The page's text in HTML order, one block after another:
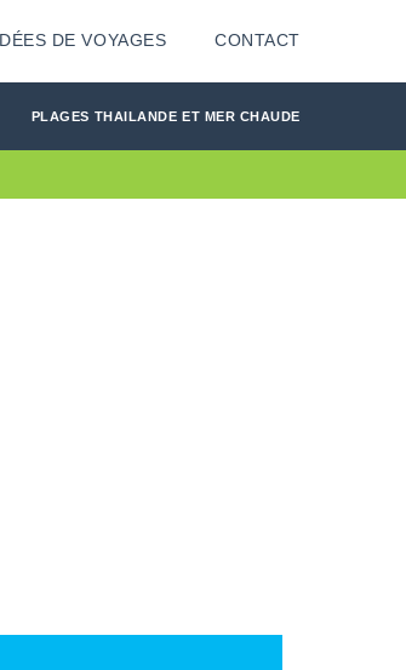
IDÉES DE VOYAGES CONTACT
PLAGES THAILANDE ET MER CHAUDE